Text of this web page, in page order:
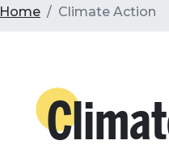
Breadcrumb
Home Climate Action